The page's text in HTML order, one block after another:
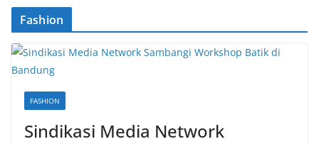
Fashion
FASHION
Sindikasi Media Network